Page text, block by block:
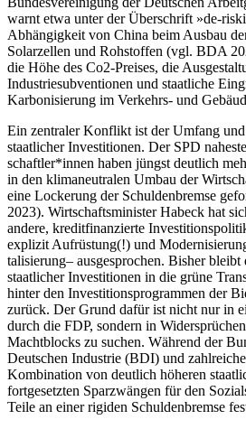
warnt etwa unter der Überschrift »de-
Abhängigkeit von China beim Ausbau
Solarzellen und Rohstoffen (vgl. BDA
die Höhe des Co2-Preises, die
Industriesubventionen und staatliche
Karbonisierung im Verkehrs- und
Ein zentraler Konflikt ist der Umfang
staatlicher Investitionen. Der SPD
schaftler*innen haben jüngst deutlich
in den klimaneutralen Umbau der
eine Lockerung der Schuldenbremse
2023). Wirtschaftsminister Habeck hat
andere, kreditfinanzierte
explizit Aufrüstung(!) und
talisierung– ausgesprochen. Bisher
staatlicher Investitionen in die grüne
hinter den Investitionsprogrammen der
zurück. Der Grund dafür ist nicht nur in
durch die FDP, sondern in
Machtblocks zu suchen. Während der
Deutschen Industrie (BDI) und
Kombination von deutlich höheren
fortgesetzten Sparzwängen für den
Teile an einer rigiden Schuldenbremse